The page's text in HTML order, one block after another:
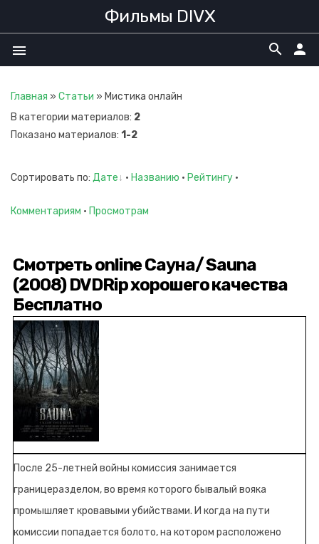
Фильмы DIVX
menu person
search
Главная » Статьи » Мистика онлайн
В категории материалов: 2
Показано материалов: 1-2
Сортировать по: Дате · Названию · Рейтингу ·
Комментариям · Просмотрам
Смотреть online Сауна/ Sauna
(2008) DVDRip хорошего качества
Бесплатно
После 25-летней войны комиссия занимается
границеразделом, во время которого бывалый вояка
промышляет кровавыми убийствами. И когда на пути
комиссии попадается болото, на котором расположено